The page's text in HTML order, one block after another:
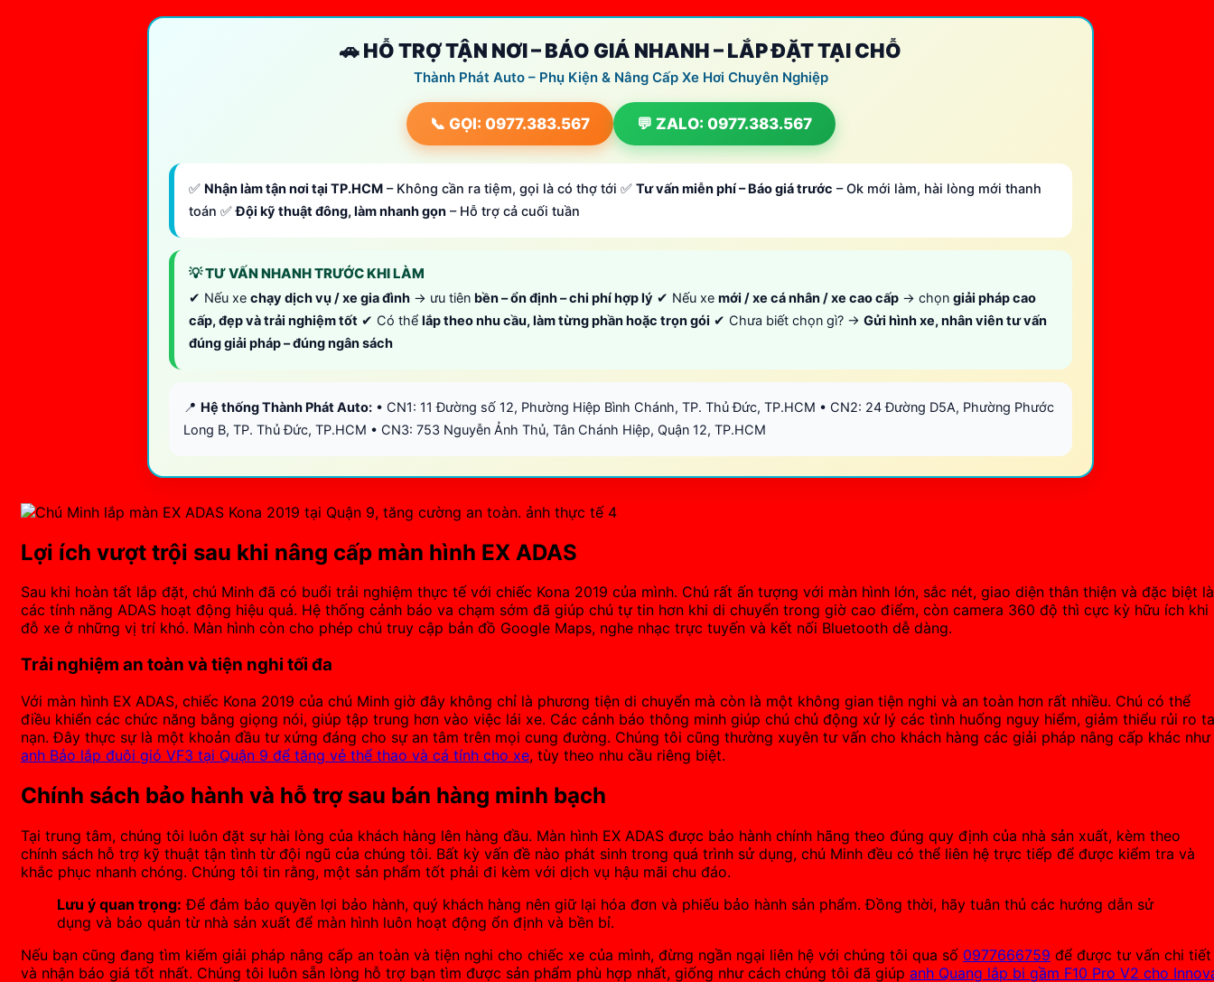
🚗 HỖ TRỢ TẬN NƠI – BÁO GIÁ NHANH – LẮP ĐẶT TẠI CHỖ
Thành Phát Auto – Phụ Kiện & Nâng Cấp Xe Hơi Chuyên Nghiệp
📞 GỌI: 0977.383.567 💬 ZALO: 0977.383.567
✅ Nhận làm tận nơi tại TP.HCM – Không cần ra tiệm, gọi là có thợ tới ✅ Tư vấn miễn phí – Báo giá trước – Ok mới làm, hài lòng mới thanh
toán ✅Đội kỹ thuật đông, làm nhanh gọn – Hỗ trợ cả cuối tuần
💡 TƯ VẤN NHANH TRƯỚC KHI LÀM
✔ Nếu xe chạy dịch vụ / xe gia đình → ưu tiên bền – ổn định – chi phí hợp lý ✔ Nếu xe mới / xe cá nhân / xe cao cấp → chọn giải pháp cao
cấp, đẹp và trải nghiệm tốt ✔ Có thể lắp theo nhu cầu, làm từng phần hoặc trọn gói ✔ Chưa biết chọn gì? → Gửi hình xe, nhân viên tư vấn
đúng giải pháp – đúng ngân sách
📍 Hệ thống Thành Phát Auto: • CN1: 11 Đường số 12, Phường Hiệp Bình Chánh, TP. Thủ Đức, TP.HCM • CN2: 24 Đường D5A, Phường Phước
Long B, TP. Thủ Đức, TP.HCM • CN3: 753 Nguyễn Ảnh Thủ, Tân Chánh Hiệp, Quận 12, TP.HCM
Lợi ích vượt trội sau khi nâng cấp màn hình EX ADAS
Sau khi hoàn tất lắp đặt, chú Minh đã có buổi trải nghiệm thực tế với chiếc Kona 2019 của mình. Chú rất ấn tượng với màn hình lớn, sắc nét, giao diện thân thiện và đặc biệt là
các tính năng ADAS hoạt động hiệu quả. Hệ thống cảnh báo va chạm sớm đã giúp chú tự tin hơn khi di chuyển trong giờ cao điểm, còn camera 360 độ thì cực kỳ hữu ích khi
đỗ xe ở những vị trí khó. Màn hình còn cho phép chú truy cập bản đồ Google Maps, nghe nhạc trực tuyến và kết nối Bluetooth dễ dàng.
Trải nghiệm an toàn và tiện nghi tối đa
Với màn hình EX ADAS, chiếc Kona 2019 của chú Minh giờ đây không chỉ là phương tiện di chuyển mà còn là một không gian tiện nghi và an toàn hơn rất nhiều. Chú có thể
điều khiển các chức năng bằng giọng nói, giúp tập trung hơn vào việc lái xe. Các cảnh báo thông minh giúp chú chủ động xử lý các tình huống nguy hiểm, giảm thiểu rủi ro
nạn. Đây thực sự là một khoản đầu tư xứng đáng cho sự an tâm trên mọi cung đường. Chúng tôi cũng thường xuyên tư vấn cho khách hàng các giải pháp nâng cấp khác như
anh Bảo lắp đuôi gió VF3 tại Quận 9 để tăng vẻ thể thao và cá tính cho xe, tùy theo nhu cầu riêng biệt.
Chính sách bảo hành và hỗ trợ sau bán hàng minh bạch
Tại trung tâm, chúng tôi luôn đặt sự hài lòng của khách hàng lên hàng đầu. Màn hình EX ADAS được bảo hành chính hãng theo đúng quy định của nhà sản xuất, kèm theo
chính sách hỗ trợ kỹ thuật tận tình từ đội ngũ của chúng tôi. Bất kỳ vấn đề nào phát sinh trong quá trình sử dụng, chú Minh đều có thể liên hệ trực tiếp để được kiểm tra và
khắc phục nhanh chóng. Chúng tôi tin rằng, một sản phẩm tốt phải đi kèm với dịch vụ hậu mãi chu đáo.
Lưu ý quan trọng: Để đảm bảo quyền lợi bảo hành, quý khách hàng nên giữ lại hóa đơn và phiếu bảo hành sản phẩm. Đồng thời, hãy tuân thủ các hướng dẫn sử
dụng và bảo quản từ nhà sản xuất để màn hình luôn hoạt động ổn định và bền bỉ.
Nếu bạn cũng đang tìm kiếm giải pháp nâng cấp an toàn và tiện nghi cho chiếc xe của mình, đừng ngần ngại liên hệ với chúng tôi qua số 0977666759 để được tư vấn chi tiết
và nhận báo giá tốt nhất. Chúng tôi luôn sẵn lòng hỗ trợ bạn tìm được sản phẩm phù hợp nhất, giống như cách chúng tôi đã giúp anh Quang lắp bi gầm F10 Pro V2 cho